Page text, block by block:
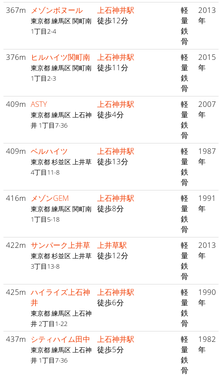
367m メゾンボヌール
東京都 練馬区 関町南
1丁目2-4
上石神井駅
徒歩12分
軽
量
鉄
骨
2013
年
376m ヒルハイツ関町南
東京都 練馬区 関町南
1丁目2-3
上石神井駅
徒歩11分
軽
量
鉄
骨
2015
年
409m ASTY
東京都 練馬区 上石神
井 1丁目7-36
上石神井駅
徒歩4分
軽
量
鉄
骨
2007
年
409m ベルハイツ
東京都 杉並区 上井草
4丁目11-8
上石神井駅
徒歩13分
軽
量
鉄
骨
1987
年
416m メゾンGEM
東京都 練馬区 関町南
1丁目5-18
上石神井駅
徒歩8分
軽
量
鉄
骨
1991
年
422m サンパーク上井草
東京都 杉並区 上井草
3丁目13-8
上井草駅
徒歩12分
軽
量
鉄
骨
2013
年
425m ハイライズ上石神
井
東京都 練馬区 上石神
井 2丁目1-22
上石神井駅
徒歩6分
軽
量
鉄
骨
1990
年
437m シティハイム田中
東京都 練馬区 上石神
井 1丁目7-36
上石神井駅
徒歩5分
軽
量
鉄
骨
1982
年